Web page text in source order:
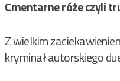
Cmentarne róże czyli
Z wielkim
kryminał autorskiego